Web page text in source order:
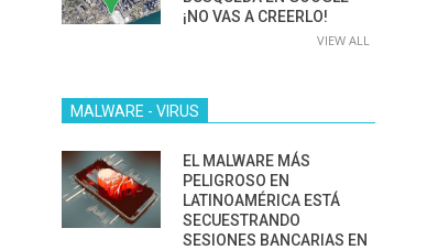
¡NO VAS A CREERLO!
VIEW ALL
MALWARE - VIRUS
EL MALWARE MÁS
PELIGROSO EN
LATINOAMÉRICA ESTÁ
SECUESTRANDO
SESIONES BANCARIAS EN